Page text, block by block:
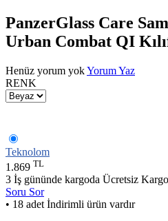
PanzerGlass Care
Urban Combat QI
Henüz yorum yokYorum Yaz
RENK
Teknolom
1.869 TL
3 İş gününde kargoda Ücretsiz Kargo
Soru Sor
• 18 adet İndirimli ürün vardır